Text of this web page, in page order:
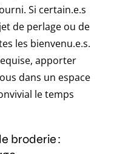
Si certain.e.s
de perlage ou de
les bienvenu.e.s.
apporter
dans un espace
le temps
broderie :